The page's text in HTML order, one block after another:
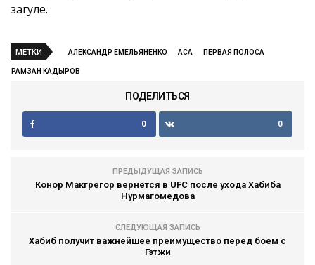
загуле.
МЕТКИ АЛЕКСАНДР ЕМЕЛЬЯНЕНКО АСА ПЕРВАЯ ПОЛОСА
РАМЗАН КАДЫРОВ
ПОДЕЛИТЬСЯ
0 0
ПРЕДЫДУЩАЯ ЗАПИСЬ
Конор Макгрегор вернётся в UFC после ухода Хабиба
Нурмагомедова
СЛЕДУЮЩАЯ ЗАПИСЬ
Хабиб получит важнейшее преимущество перед боем с
Гэтжи